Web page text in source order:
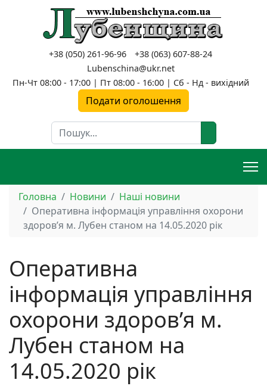
+38 (050) 261-96-96
+38 (063) 607-88-24
Lubenschina@ukr.net
Пн-Чт 08:00 - 17:00 | Пт 08:00 - 16:00 | Сб - Нд - вихідний
Подати оголошення
Пошук
Головна Новини
Наші новини
Оперативна інформація управління охорони
здоров’я м. Лубен станом на 14.05.2020 рік
Оперативна
інформація управління
охорони здоров’я м.
Лубен станом на
14.05.2020 рік